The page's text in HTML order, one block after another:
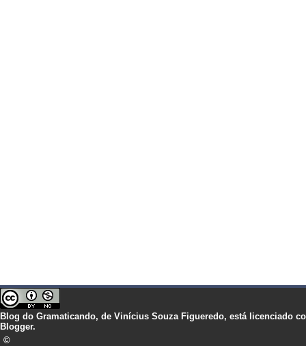
Blog do Gramaticando, de Vinícius Souza Figueredo, está licenciado
Blogger.
©